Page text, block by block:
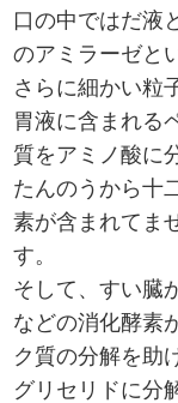
口の中ではだ液
のアミラーゼと
さらに細かい粒
胃液に含まれる
質をアミノ酸に
たんのうから十
素が含まれてま
す。
そして、すい臓
などの消化酵素
ク質の分解を助
グリセリドに分